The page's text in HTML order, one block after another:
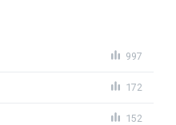
997
172
152